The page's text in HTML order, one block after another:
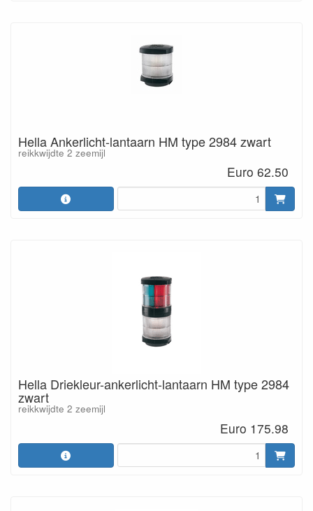
Hella Ankerlicht-lantaarn HM type 2984 zwart
reikkwijdte 2 zeemijl
Euro 62.50
Hella Driekleur-ankerlicht-lantaarn HM type 2984
zwart
reikkwijdte 2 zeemijl
Euro 175.98